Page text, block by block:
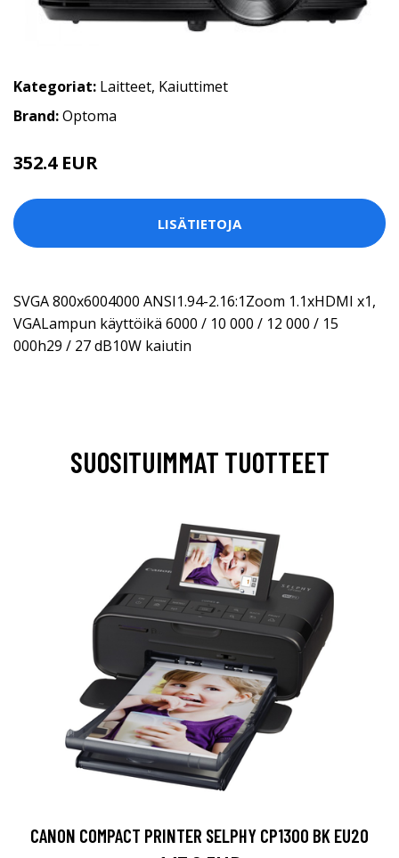
Kategoriat: Laitteet, Kaiuttimet
Brand:Optoma
352.4 EUR
LISÄTIETOJA
SVGA 800x6004000 ANSI1.94-2.16:1Zoom 1.1xHDMI x1,
VGALampun käyttöikä 6000 / 10 000 / 12 000 / 15
000h29 / 27 dB10W kaiutin
SUOSITUIMMAT TUOTTEET
CANON COMPACT PRINTER SELPHY CP1300 BK EU20